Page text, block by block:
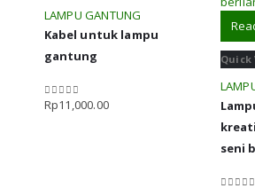
LAMPU GANTUNG
Kabel untuk lampu
gantung
0out of 5
Rp11,000.00
Quick
seni